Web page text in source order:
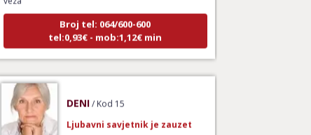
Broj tel: 064/600-600
tel:0,93€ - mob:1,12€ min